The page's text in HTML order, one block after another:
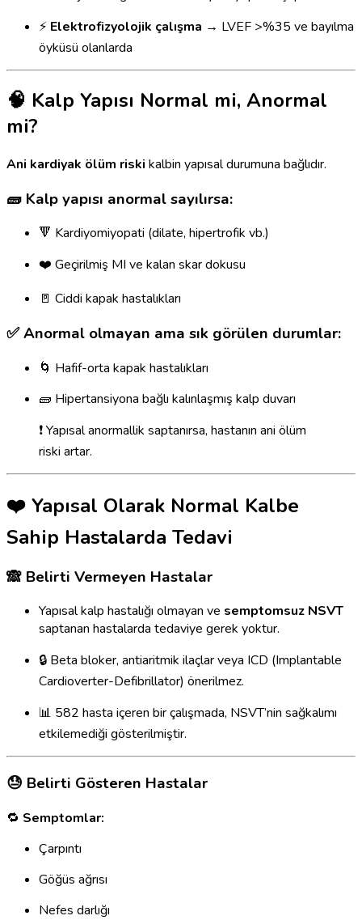
⚡ Elektrofizyolojik çalışma → LVEF >%35 ve bayılma
öyküsü olanlarda
🧠 Kalp Yapısı Normal mi, Anormal
mi?
Ani kardiyak ölüm riski kalbin yapısal durumuna bağlıdır.
🧱 Kalp yapısı anormalsayılırsa:
🔻 Kardiyomiyopati (dilate, hipertrofik vb.)
❤️ Geçirilmiş MI ve kalan skar dokusu
🚪 Ciddi kapak hastalıkları
✅ Anormal olmayan ama sık görülen durumlar:
🌀 Hafif-orta kapak hastalıkları
🧱 Hipertansiyona bağlı kalınlaşmış kalp duvarı
❗ Yapısal anormallik saptanırsa, hastanın ani ölüm
riski artar.
❤️ Yapısal Olarak Normal Kalbe
Sahip Hastalarda Tedavi
🙈 Belirti Vermeyen Hastalar
Yapısal kalp hastalığı olmayan ve semptomsuz NSVT
saptanan hastalarda tedaviye gerek yoktur.
🔒 Beta bloker, antiaritmik ilaçlar veya ICD (Implantable
Cardioverter-Defibrillator) önerilmez.
📊 582 hasta içeren bir çalışmada, NSVT’nin sağkalımı
etkilemediği gösterilmiştir.
😓 Belirti Gösteren Hastalar
🔁 Semptomlar:
Çarpıntı
Göğüs ağrısı
Nefes darlığı